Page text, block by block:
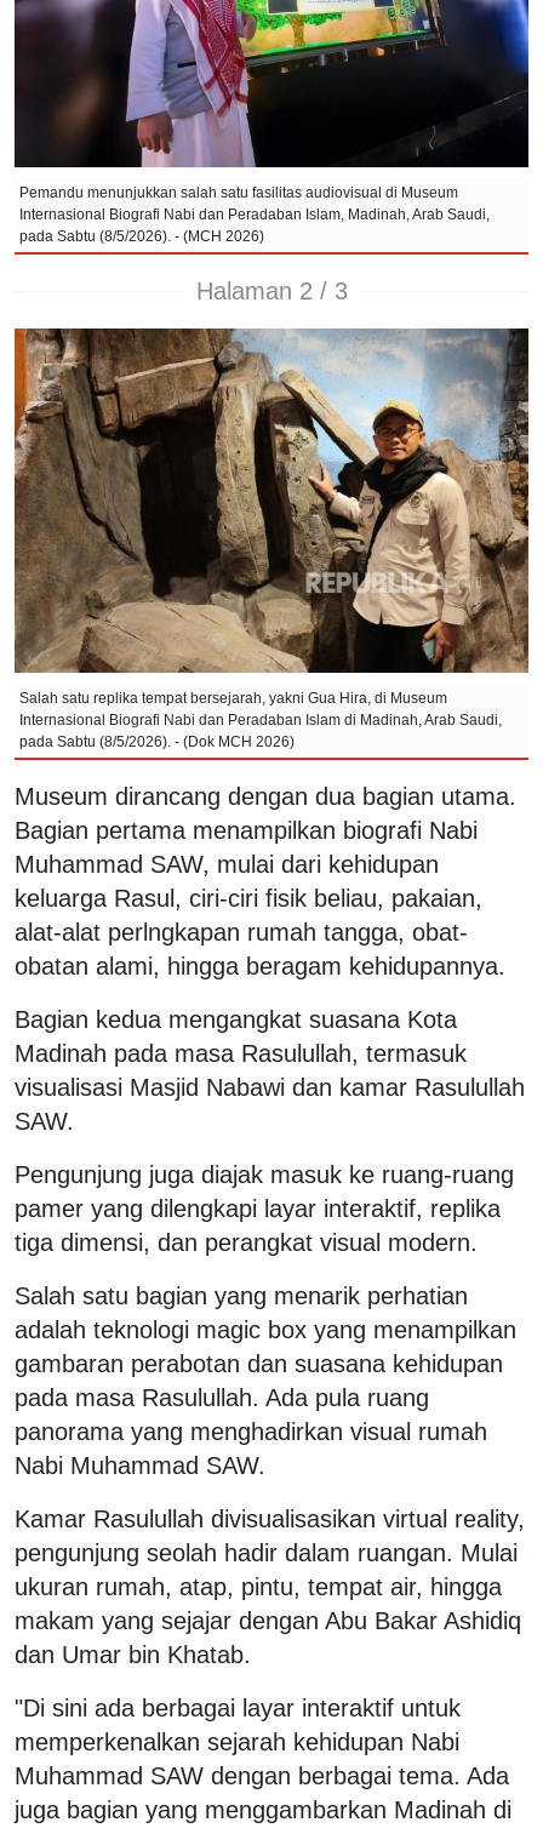
Pemandu menunjukkan salah satu fasilitas audiovisual di Museum
Internasional Biografi Nabi dan Peradaban Islam, Madinah, Arab Saudi,
pada Sabtu (8/5/2026). - (MCH 2026)
Halaman 2 / 3
Salah satu replika tempat bersejarah, yakni Gua Hira, di Museum
Internasional Biografi Nabi dan Peradaban Islam di Madinah, Arab Saudi,
pada Sabtu (8/5/2026). - (Dok MCH 2026)
Museum dirancang dengan dua bagian utama.
Bagian pertama menampilkan biografi Nabi
Muhammad SAW, mulai dari kehidupan
keluarga Rasul, ciri-ciri fisik beliau, pakaian,
alat-alat perlngkapan rumah tangga, obat-
obatan alami, hingga beragam kehidupannya.
Bagian kedua mengangkat suasana Kota
Madinah pada masa Rasulullah, termasuk
visualisasi Masjid Nabawi dan kamar Rasulullah
SAW.
Pengunjung juga diajak masuk ke ruang-ruang
pamer yang dilengkapi layar interaktif, replika
tiga dimensi, dan perangkat visual modern.
Salah satu bagian yang menarik perhatian
adalah teknologi magic box yang menampilkan
gambaran perabotan dan suasana kehidupan
pada masa Rasulullah. Ada pula ruang
panorama yang menghadirkan visual rumah
Nabi Muhammad SAW.
Kamar Rasulullah divisualisasikan virtual reality,
pengunjung seolah hadir dalam ruangan. Mulai
ukuran rumah, atap, pintu, tempat air, hingga
makam yang sejajar dengan Abu Bakar Ashidiq
dan Umar bin Khatab.
"Di sini ada berbagai layar interaktif untuk
memperkenalkan sejarah kehidupan Nabi
Muhammad SAW dengan berbagai tema. Ada
juga bagian yang menggambarkan Madinah di